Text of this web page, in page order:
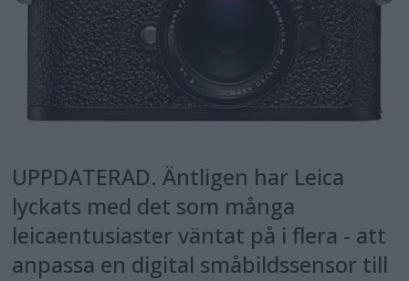
UPPDATERAD. Äntligen har Leica
lyckats med det som många
leicaentusiaster väntat på i flera - att
anpassa en digital småbildssensor till